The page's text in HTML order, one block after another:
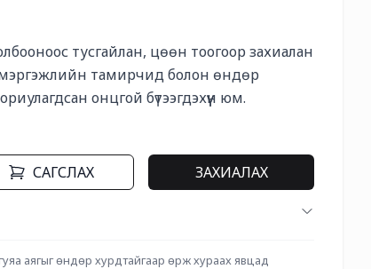
тусгайлан, цөөн тоогоор захиалан
мэргэжлийн тамирчид болон өндөр
онцгой бүтээгдэхүүн юм.
САГСЛАХ ЗАХИАЛАХ
аягыг өндөр хурдтайгаар өрж хураах явцад